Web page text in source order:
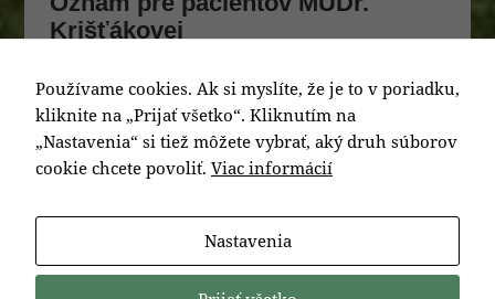
Krišťákovej
MUDr. Krišťáková oznamuje že od 19.8.2019 do
31.8.2019 ju bude v zdravotnom stredisku v
Prečíne zastupovať od 8,00 hod do 10,00 hod
MUDr. Chovanec.
Publikované
15. augusta 2019 Kategórie
Články
Stránkovanie
STRÁNKA 139
Používame cookies. Ak si myslíte, že je to v poriadku,
kliknite na „Prijať všetko“. Kliknutím na
„Nastavenia“ si tiež môžete vybrať, aký druh súborov
cookie chcete povoliť. Viac informácií
Nastavenia